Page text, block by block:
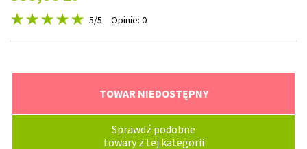
5/5 Opinie: 0
TOWAR NIEDOSTĘPNY
Sprawdź podobne
towary z tej kategorii